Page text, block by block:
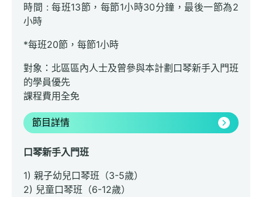
時間 : 每班13節，每節1小時30分鐘，最後一節為2
小時
*每班20節，每節1小時
對象：北區區內人士及曾參與本計劃口琴新手入門班
的學員優先
課程費用全免
節目詳情
口琴新手入門班
1) 親子幼兒口琴班（3-5歲）
2) 兒童口琴班（6-12歲）